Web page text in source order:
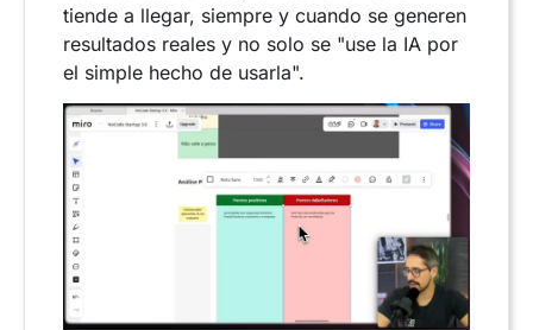
tiende a llegar, siempre y cuando se generen
resultados reales y no solo se "use la IA por
el simple hecho de usarla".